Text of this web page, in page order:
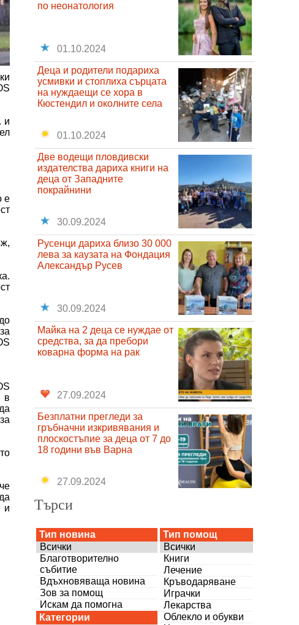
и
е
в
и
по неонатология
01.10.2024
Деца и родители подариха
усмивки и стоплиха сърцата
на нуждаещи се хора в
Кюстендил и околните села
01.10.2024
Две водещи пловдивски
издателства дариха книги на
деца от Западните
покрайнини
30.09.2024
Русенци дариха близо 30 000
лева за каузата на Фондация
Александър Русев
30.09.2024
Майка на 2 деца се нуждае от
средства, за да пребори
коварна форма на рак
27.09.2024
Безплатни прегледи за
гръбначни изкривявания и
плоскостъпие за деца от 7 до
18 години във Варна
27.09.2024
Търси
Тип новина
Всички
Благотворително
събитие
Вдъхновяваща новина
Зов за помощ
Искам да помогна
Категории
Тип помощ
Всички
Книги
Лечение
Кръводаряване
Играчки
Лекарства
Облекло и обукви